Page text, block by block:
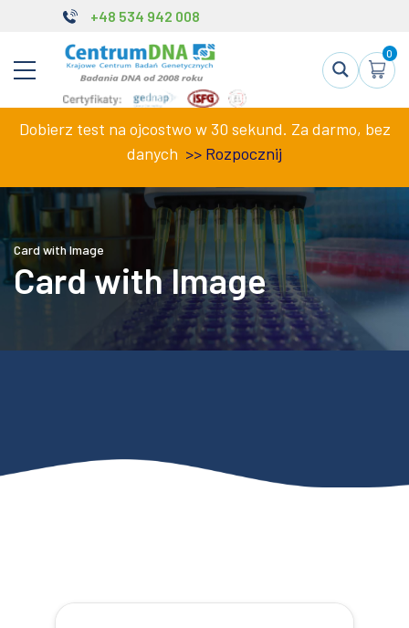
+48 534 942 008
0
Dobierz test na ojcostwo w 30 sekund. Za darmo, bez
danych >> Rozpocznij
Card with Image
Card with Image